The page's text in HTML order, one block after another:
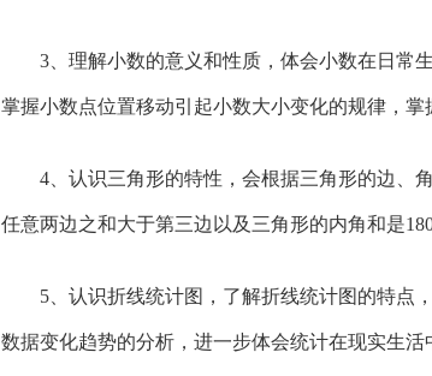
3、理解小数的意义和性质，体会小数在日常
掌握小数点位置移动引起小数大小变化的规律，掌
4、认识三角形的特性，会根据三角形的边、
任意两边之和大于第三边以及三角形的内角和是
5、认识折线统计图，了解折线统计图的特点
数据变化趋势的分析，进一步体会统计在现实生活